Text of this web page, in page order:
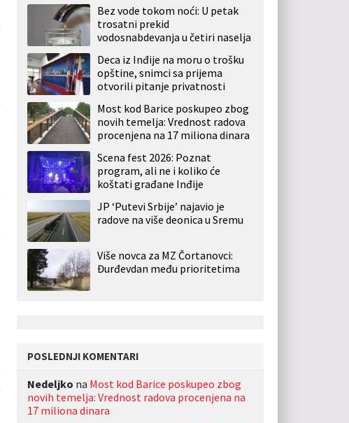
Bez vode tokom noći: U petak
trosatni prekid
vodosnabdevanja u četiri naselja
Deca iz Inđije na moru o trošku
opštine, snimci sa prijema
otvorili pitanje privatnosti
Most kod Barice poskupeo zbog
novih temelja: Vrednost radova
procenjena na 17 miliona dinara
Scena fest 2026: Poznat
program, ali ne i koliko će
koštati građane Inđije
JP ‘Putevi Srbije’ najavio je
radove na više deonica u Sremu
Više novca za MZ Čortanovci:
Đurđevdan među prioritetima
POSLEDNJI KOMENTARI
Nedeljko na Most kod Barice poskupeo zbog
novih temelja: Vrednost radova procenjena na
17 miliona dinara